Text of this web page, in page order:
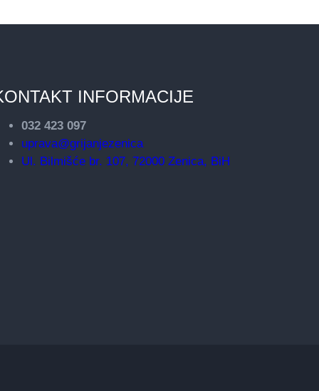
INFORMACIJE
032 423 097
uprava@grijanjezenica
Ul. Bilmišće br. 107, 72000 Zenica, BiH